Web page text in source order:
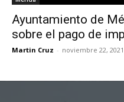
Ayuntamiento de
sobre el pago de
Martin Cruz - noviembre 22, 2021